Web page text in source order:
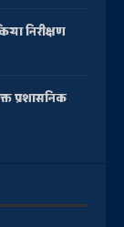
निरीक्षण
प्रशासनिक